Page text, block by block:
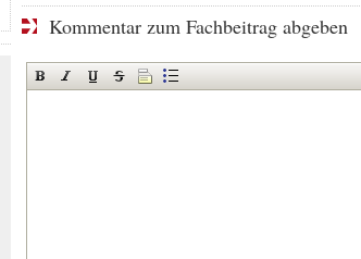
Kommentar zum Fachbeitrag abgeben